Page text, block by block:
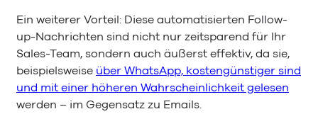
Ein weiterer Vorteil: Diese automatisierten Follow-
up-Nachrichten sind nicht nur zeitsparend für Ihr
Sales-Team, sondern auch äußerst effektiv, da sie,
beispielsweise über WhatsApp, kostengünstiger sind
und mit einer höheren Wahrscheinlichkeit gelesen
werden – im Gegensatz zu Emails.